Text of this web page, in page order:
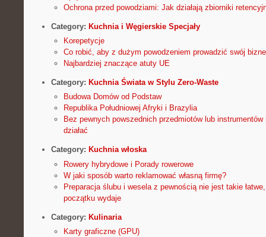
Ochrona przed powodziami: Jak działają zbiorniki
Category: Kuchnia i Węgierskie Specjały
Korepetycje
Co robić, aby z dużym powodzeniem prowadzić swój
Najbardziej znaczące atuty UE
Category: Kuchnia Świata w Stylu Zero-Waste
Budowa Domów od Podstaw
Republika Południowej Afryki i Brazylia
Bez pewnych powszednich przedmiotów lub
działać
Category: Kuchnia włoska
Rowery hybrydowe i Porady rowerowe
W jaki sposób warto reklamować własną firmę?
Preparacja ślubu i wesela z pewnością nie jest takie
początku wydaje
Category: Kulinaria
Karty graficzne (GPU)